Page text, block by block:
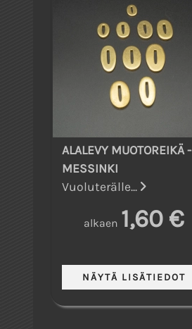
ALALEVY MUOTOREIKÄ -
MESSINKI
Vuoluterälle...
alkaen 1,60 €